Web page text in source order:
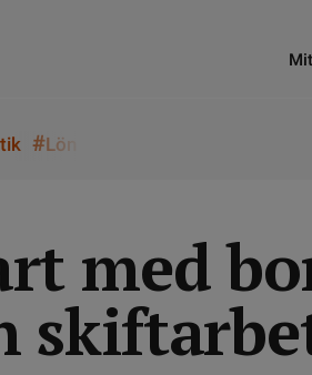
#Lön
med